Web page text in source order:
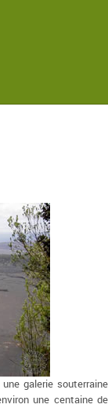
galerie souterraine
une centaine de